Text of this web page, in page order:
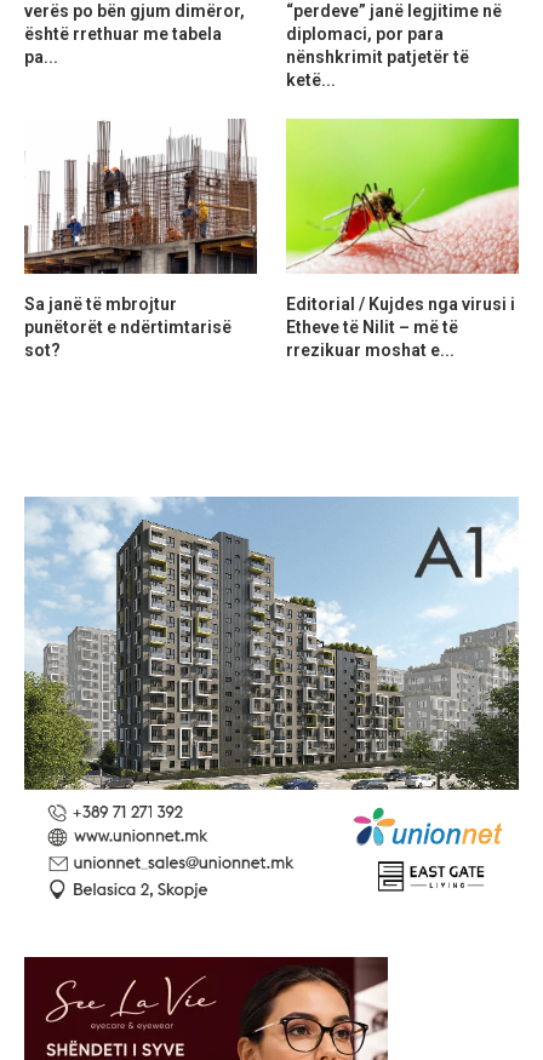
verës po bën gjum dimëror,
është rrethuar me tabela
pa...
“perdeve” janë legjitime në
diplomaci, por para
nënshkrimit patjetër të
ketë...
Sa janë të mbrojtur
punëtorët e ndërtimtarisë
sot?
Editorial / Kujdes nga virusi i
Etheve të Nilit – më të
rrezikuar moshat e...